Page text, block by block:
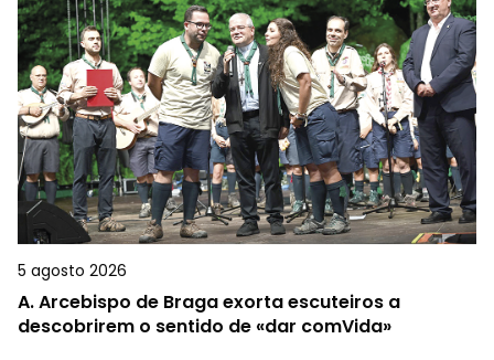
5 agosto 2026
A.Arcebispo de Braga exorta escuteiros a
descobrirem o sentido de «dar comVida»